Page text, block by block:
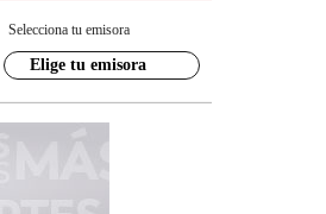
Selecciona tu emisora
Elige tu emisora